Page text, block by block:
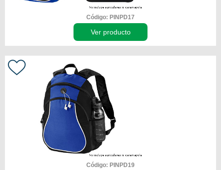
Código: PINPD17
Ver producto
Código: PINPD19